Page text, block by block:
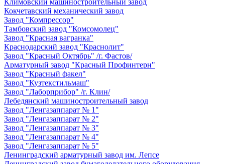
Кокчетавский механический завод
Завод "Компрессор"
Тамбовский завод "Комсомолец"
Завод "Красная вагранка"
Краснодарский завод "Краснолит"
Завод "Красный Октябрь" /г. Фастов/
Арматурный завод "Красный Профинтерн"
Завод "Красный факел"
Завод "Кузтекстильмаш"
Завод "Лаборприбор" /г. Клин/
Лебедянский машиностроительный завод
Завод "Ленгазаппарат № 1"
Завод "Ленгазаппарат № 2"
Завод "Ленгазаппарат № 3"
Завод "Ленгазаппарат № 4"
Завод "Ленгазаппарат № 5"
Ленинградский арматурный завод им. Лепсе